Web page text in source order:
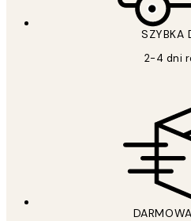
SZYBKA
2-4 dni